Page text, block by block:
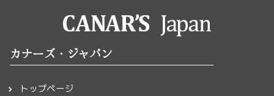
カナーズ・ジャパン
トップページ